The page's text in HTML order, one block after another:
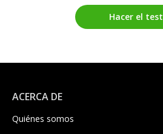
Hacer el test
ACERCA DE
Quiénes somos